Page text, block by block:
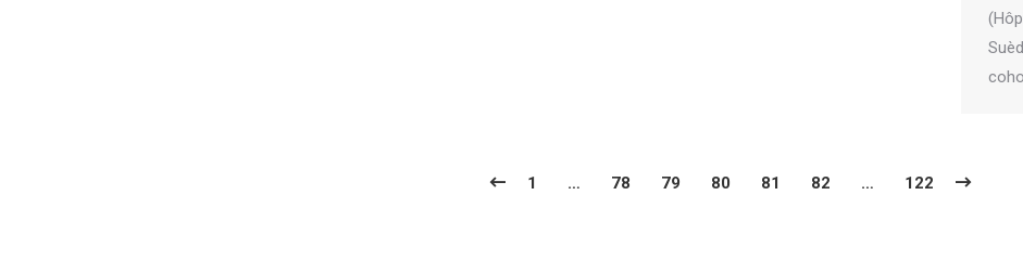
1 … 78 79 80 81 82 … 122